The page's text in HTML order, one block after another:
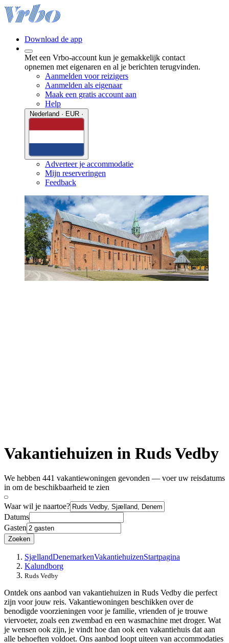
Download de app
Met een Vrbo-account kun je gemakkelijk contact
opnemen met eigenaren en al je berichten terugvinden.
Aanmelden voor reizigers
Aanmelden als eigenaar
Maak een gratis account aan
Help
Adverteer je accommodatie
Mijn reserveringen
Feedback
Vakantiehuizen in Ruds Vedby
We hebben 441 vakantiewoningen gevonden — voer uw reisdatums
in om de beschikbaarheid te zien
Waar wil je naartoe?
Datums
Gasten
Zoeken
SjællandDenemarkenVakantiehuizenStartpagina
Kalundborg
Ruds Vedby
Ontdek ons aanbod van vakantiehuizen in Ruds Vedby die perfect
zijn voor jouw reis. Vakantiewoningen beschikken over de
benodigde voorzieningen voor je familie, vrienden of je trouwe
viervoeter, zoals een zwembad en een wasmachine met droger. Wat
je wensen ook zijn, je vindt hoe dan ook een vakantiehuis dat aan
alle behoeften voldoet. Ons aanbod loopt uiteen van accommodaties